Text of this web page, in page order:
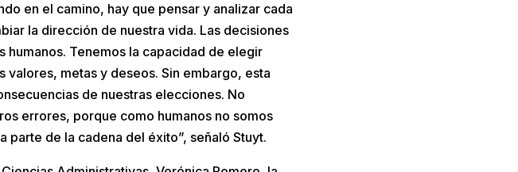
en el camino, hay que pensar y analizar cada
la dirección de nuestra vida. Las decisiones
humanos. Tenemos la capacidad de elegir
metas y deseos. Sin embargo, esta
de nuestras elecciones. No
errores, porque como humanos no somos
de la cadena del éxito”, señaló Stuyt.